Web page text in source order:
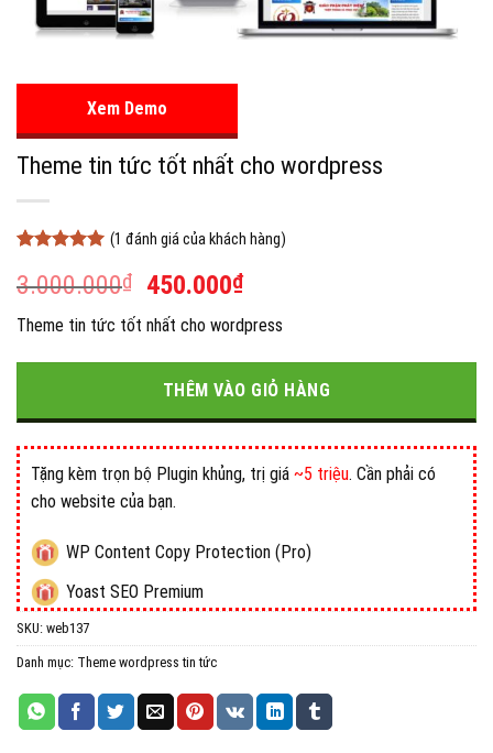
Xem Demo
Theme tin tức tốt nhất cho wordpress
dựa trên
đánh giá
(1 đánh giá của khách hàng)
3.000.000₫
Giá
gốc
là:
3.000.000₫.
450.000₫Giá
hiện
tại
là:
450.000₫.
Theme tin tức tốt nhất cho wordpress
THÊM VÀO GIỎ HÀNG
Tặng kèm trọn bộ Plugin khủng, trị giá ~5 triệu. Cần phải có
cho website của bạn.
WP Content Copy Protection (Pro)
Yoast SEO Premium
All in One WP Migration Unlimited Extension
iThemes Security Pro
Wordfence Security Premium
SKU: web137
Danh mục: Theme wordpress tin tức